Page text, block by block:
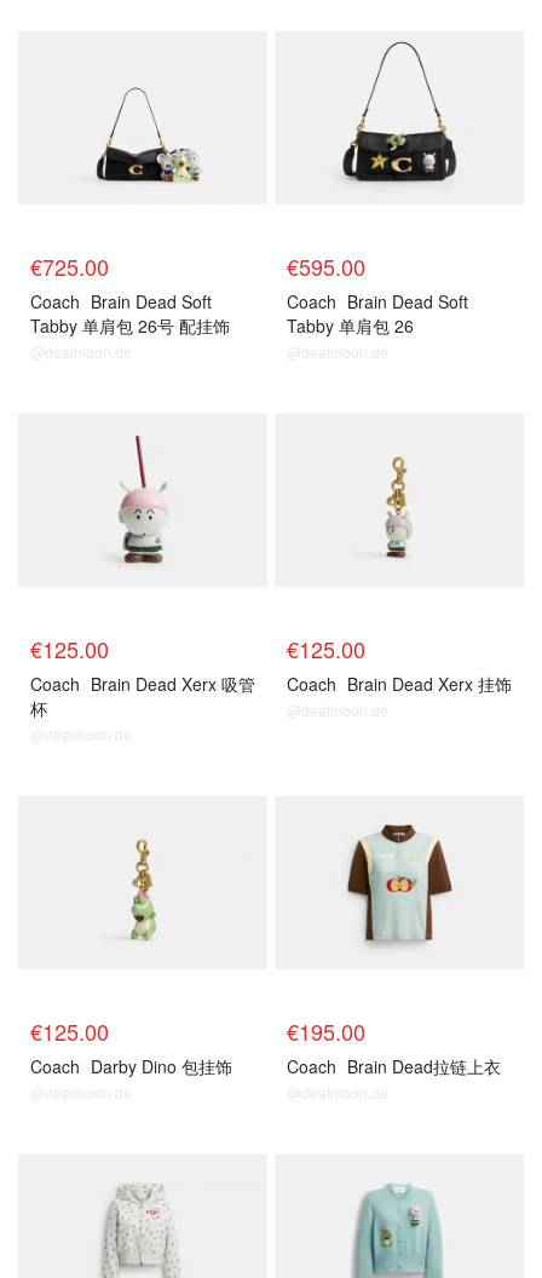
€725.00
Coach Brain Dead Soft
Tabby 单肩包 26号 配挂饰
@dealmoon.de
€595.00
Coach Brain Dead Soft
Tabby 单肩包 26
@dealmoon.de
€125.00
Coach Brain Dead Xerx 吸管
杯
@dealmoon.de
€125.00
Coach Brain Dead Xerx 挂饰
@dealmoon.de
€125.00
Coach Darby Dino 包挂饰
@dealmoon.de
€195.00
Coach Brain Dead拉链上衣
@dealmoon.de